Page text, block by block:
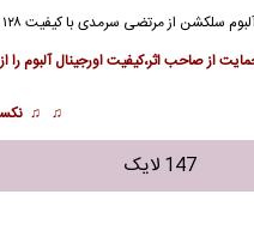
سلکشن ازمرتضی سرمدیبا کیفیت ۱۲۸ از رسانه موسیقی نکست وان به ادامه مطلب مراجعه نمائید …
از صاحب اثر،کیفیت اورجینال آلبوم
♫ ♫
147 لایک